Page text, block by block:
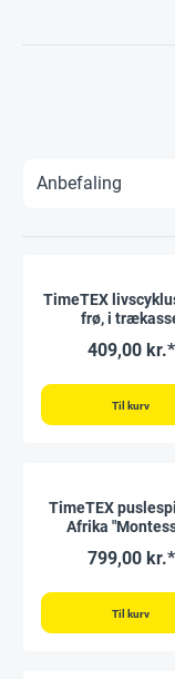
TimeTEX
frø, i
409,00 kr.*
Til kurv
TimeTEX
Afrika
799,00 kr.*
Til kurv